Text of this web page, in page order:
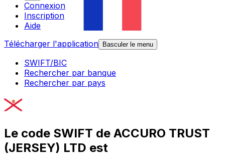
Connexion
Inscription
Aide
Télécharger l'application
Basculer le menu
SWIFT/BIC
Rechercher par banque
Rechercher par pays
Le code SWIFT de ACCURO TRUST
(JERSEY) LTD est